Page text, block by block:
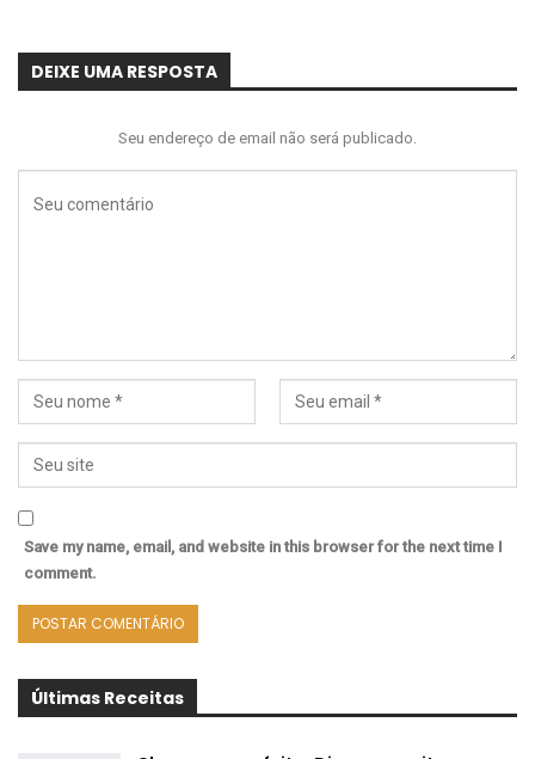
DEIXE UMA RESPOSTA
Seu endereço de email não será publicado.
Save my name, email, and website in this browser for the next time I
comment.
Últimas Receitas